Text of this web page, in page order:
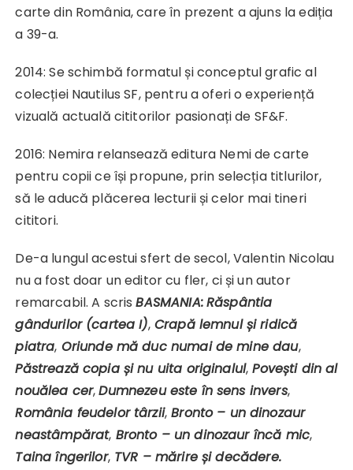
carte din România, care în prezent a ajuns la ediția
a 39-a.
2014: Se schimbă formatul și conceptul grafic al
colecției Nautilus SF, pentru a oferi o experiență
vizuală actuală cititorilor pasionați de SF&F.
2016: Nemira relansează editura Nemi de carte
pentru copii ce își propune, prin selecția titlurilor,
să le aducă plăcerea lecturii și celor mai tineri
cititori.
De-a lungul acestui sfert de secol, Valentin Nicolau
nu a fost doar un editor cu fler, ci și un autor
remarcabil. A scrisBASMANIA:Răspântia
gândurilor (cartea I),Crapă lemnul și ridică
piatra, Oriunde mă duc numai de mine dau,
Păstrează copia și nu uita originalul, Povești din al
nouălea cer,Dumnezeu este în sens invers,
România feudelor târzii, Bronto – un dinozaur
neastâmpărat, Bronto – un dinozaur încă mic,
Taina îngerilor,TVR – mărire și decădere.